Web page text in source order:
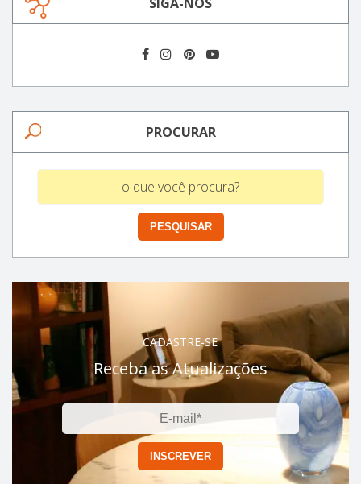
PROCURAR
CADASTRE-SE
Receba as Atualizações